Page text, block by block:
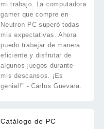
mi trabajo. La computadora
gamer que compre en
Neutron PC superó todas
mis expectativas. Ahora
puedo trabajar de manera
eficiente y disfrutar de
algunos juegos durante
mis descansos. ¡Es
genial!" - Carlos Guevara.
Catálogo de PC